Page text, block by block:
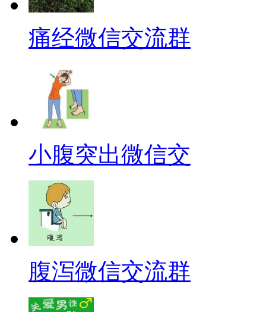
痛经微信交流群
小腹突出微信交
腹泻微信交流群